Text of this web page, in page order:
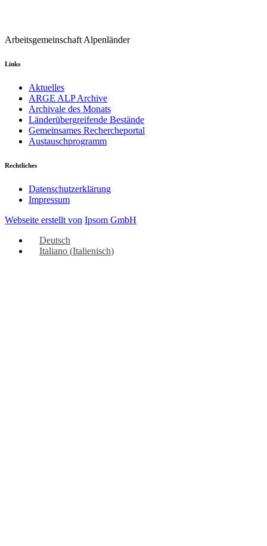
Arbeitsgemeinschaft Alpenländer
Links
Aktuelles
ARGE ALP Archive
Archivale des Monats
Länderübergreifende Bestände
Gemeinsames Rechercheportal
Austauschprogramm
Rechtliches
Datenschutzerklärung
Impressum
Webseite erstellt von Ipsom GmbH
Deutsch
Italiano (Italienisch)